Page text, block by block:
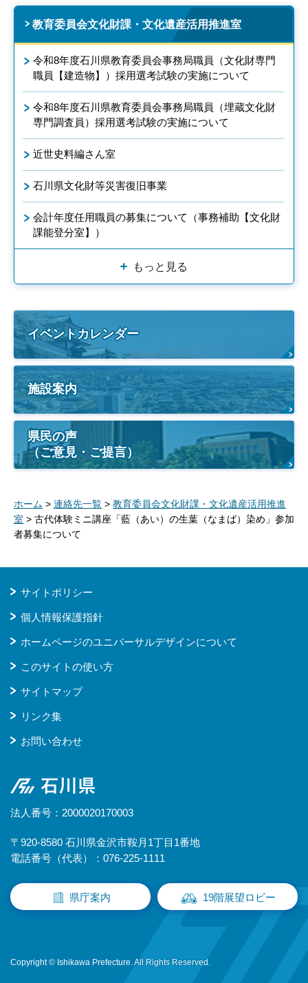
教育委員会文化財課・文化遺産活用推進室
令和8年度石川県教育委員会事務局職員（文化財専門
職員【建造物】）採用選考試験の実施について
令和8年度石川県教育委員会事務局職員（埋蔵文化財
専門調査員）採用選考試験の実施について
近世史料編さん室
石川県文化財等災害復旧事業
会計年度任用職員の募集について（事務補助【文化財
課能登分室】）
もっと見る
イベントカレンダー
施設案内
県民の声
（ご意見・ご提言）
ホーム > 連絡先一覧 > 教育委員会文化財課・文化遺産活用推進
室 > 古代体験ミニ講座「藍（あい）の生葉（なまば）染め」参加
者募集について
サイトポリシー
個人情報保護指針
ホームページのユニバーサルデザインについて
このサイトの使い方
サイトマップ
リンク集
お問い合わせ
石川県
法人番号：2000020170003
〒920-8580 石川県金沢市鞍月1丁目1番地
電話番号（代表）：076-225-1111
県庁案内 19階展望ロビー
Copyright © Ishikawa Prefecture. All Rights Reserved.